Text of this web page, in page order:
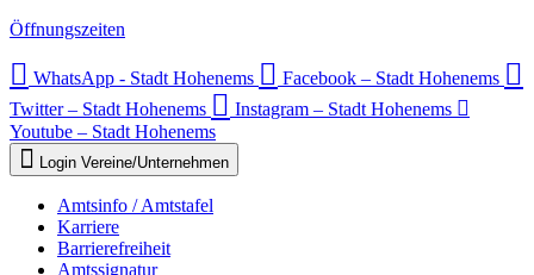
Öffnungszeiten
WhatsApp - Stadt Hohenems
Facebook – Stadt Hohenems
Twitter – Stadt Hohenems
Instagram – Stadt Hohenems
Youtube – Stadt Hohenems
Login Vereine/Unternehmen
Amtsinfo / Amtstafel
Karriere
Barrierefreiheit
Amtssignatur